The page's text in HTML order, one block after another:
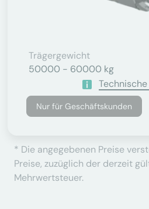
Trägergewicht
50000 - 60000 kg
Nur für Geschäftskunden
* Die angegebenen Preise
Preise, zuzüglich der derzeit
Mehrwertsteuer.